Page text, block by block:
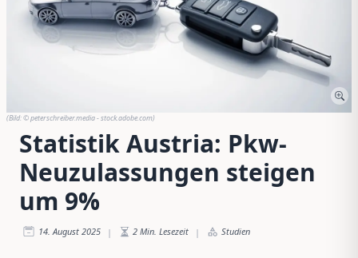
(Bild:© peterschreiber.media - stock.adobe.com)
Statistik Austria: Pkw-
Neuzulassungen steigen
um 9%
14. August 2025 | 2 Min. Lesezeit | Studien